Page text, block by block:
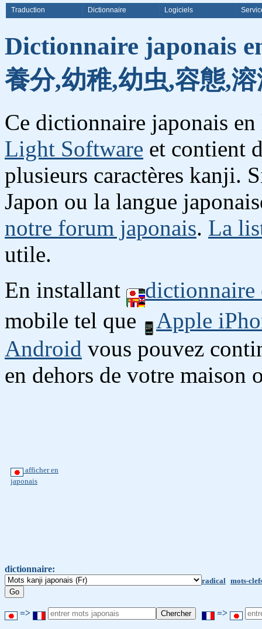
Traduction Dictionnaire Logiciels
Dictionnaire japonais
養分,幼稚,幼虫,容態,
Ce dictionnaire japonais
Light Software et contient
plusieurs caractères kanji.
Japon ou la langue
notre forum japonais. La
utile.
En installant
mobile tel que
Apple
Android vous pouvez
en dehors de votre maison
afficher en
japonais
dictionnaire:
radical mots-
=> =>